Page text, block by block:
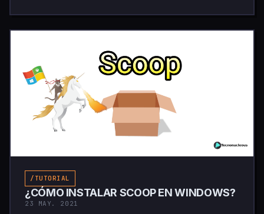
/TUTORIAL
¿CÓMO INSTALAR SCOOP EN WINDOWS?
23 MAY. 2021